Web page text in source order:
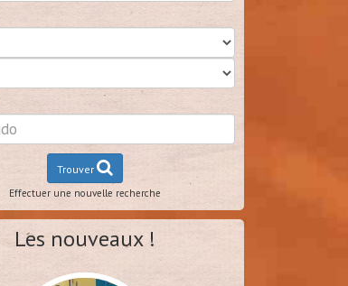
Trouver
Effectuer une nouvelle recherche
Les nouveaux !